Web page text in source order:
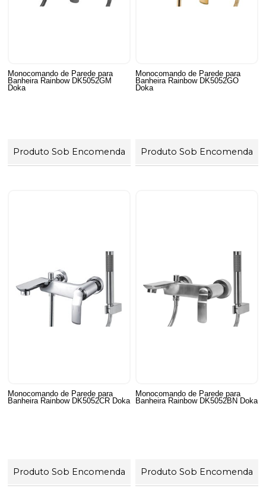
Monocomando de Parede para
Banheira Rainbow DK5052GM
Doka
Produto Sob Encomenda
Monocomando de Parede para
Banheira Rainbow DK5052GO
Doka
Produto Sob Encomenda
Monocomando de Parede para
Banheira Rainbow DK5052CR Doka
Produto Sob Encomenda
Monocomando de Parede para
Banheira Rainbow DK5052BN Doka
Produto Sob Encomenda